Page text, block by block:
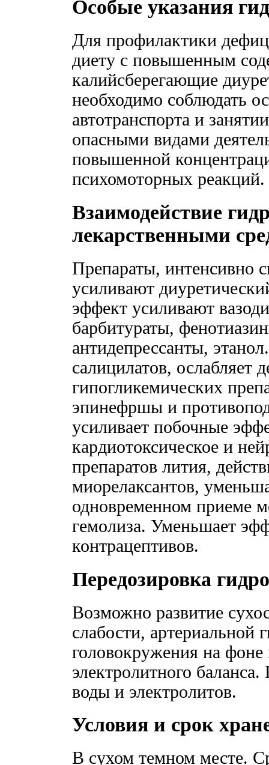
Особые указания
Для профилактики
диету с повышенным
калийсберегающие
необходимо соблюдать
автотранспорта и
опасными видами
повышенной
психомоторных реакций.
Взаимодействие
лекарственными
Препараты, интенсивно
усиливают
эффект усиливают
барбитураты,
антидепрессанты,
салицилатов, ослабляет
гипогликемических
эпинефршы и
усиливает побочные
кардиотоксическое и
препаратов лития,
миорелаксантов,
одновременном приеме
гемолиза. Уменьшает
контрацептивов.
Передозировка
Возможно развитие
слабости, артериальной
головокружения на
электролитного
воды и электролитов.
Условия и срок
В сухом темном месте.